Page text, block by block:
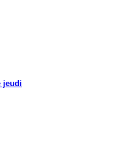
jeudi